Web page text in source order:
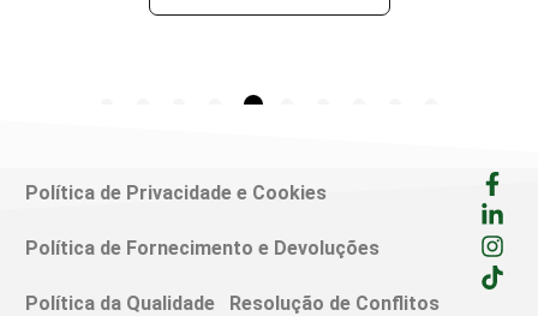
Política de Privacidade e Cookies
Política de Fornecimento e Devoluções
Política da Qualidade Resolução de Conflitos